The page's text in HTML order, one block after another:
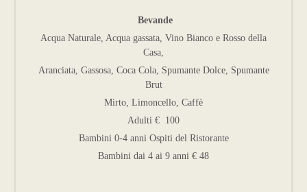
Bevande
Acqua Naturale, Acqua gassata, Vino Bianco e Rosso della
Casa,
Aranciata, Gassosa, Coca Cola, Spumante Dolce, Spumante
Brut
Mirto, Limoncello, Caffè
Adulti € 100
Bambini 0-4 anni Ospiti del Ristorante
Bambini dai 4 ai 9 anni € 48